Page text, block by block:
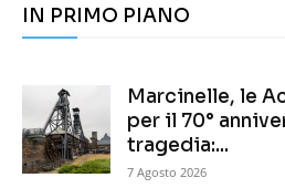
IN PRIMO PIANO
Marcinelle, le
per il 70°
tragedia:...
7 Agosto 2026